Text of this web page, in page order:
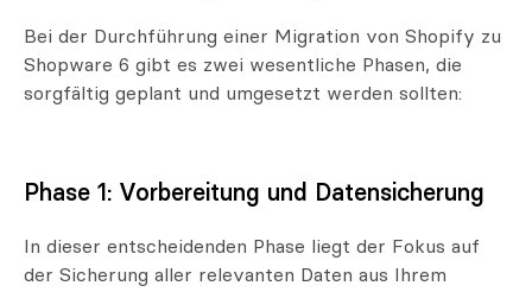
Bei der Durchführung einer Migration von Shopify zu
Shopware 6 gibt es zwei wesentliche Phasen, die
sorgfältig geplant und umgesetzt werden sollten:
Phase 1: Vorbereitung und Datensicherung
In dieser entscheidenden Phase liegt der Fokus auf
der Sicherung aller relevanten Daten aus Ihrem